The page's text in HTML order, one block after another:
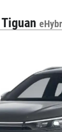
Tiguan